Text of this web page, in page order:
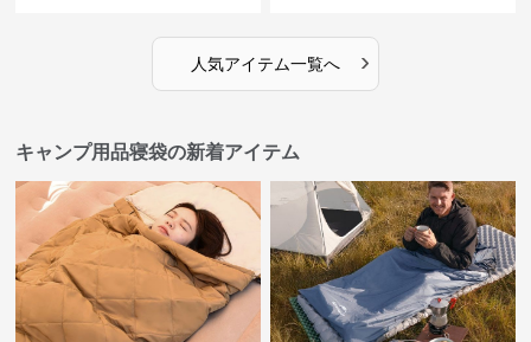
人気アイテム一覧へ ›
キャンプ用品寝袋の新着アイテム